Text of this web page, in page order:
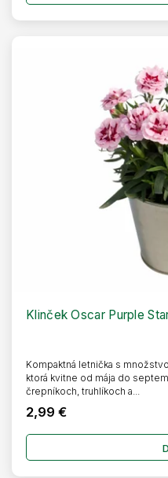
Klinček Oscar Purple
2,99 €
Kompaktná letnička s
ktorá kvitne od mája do
črepníkoch, truhlíkoch a...